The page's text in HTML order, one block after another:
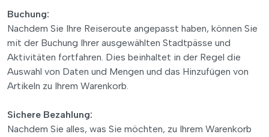
Buchung:
Nachdem Sie Ihre Reiseroute angepasst haben, können Sie
mit der Buchung Ihrer ausgewählten Stadtpässe und
Aktivitäten fortfahren. Dies beinhaltet in der Regel die
Auswahl von Daten und Mengen und das Hinzufügen von
Artikeln zu Ihrem Warenkorb.
Sichere Bezahlung:
Nachdem Sie alles, was Sie möchten, zu Ihrem Warenkorb